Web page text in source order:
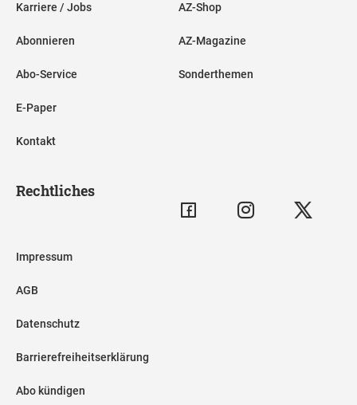
Karriere / Jobs
Abonnieren
Abo-Service
E-Paper
Kontakt
AZ-Shop
AZ-Magazine
Sonderthemen
Rechtliches
Impressum
AGB
Datenschutz
Barrierefreiheitserklärung
Abo kündigen